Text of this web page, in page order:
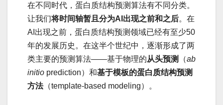
在不同时代，蛋白质结构预测算法有不同分类。
让我们将时间轴暂且分为AI出现之前和之后。在
AI出现之前，蛋白质结构预测领域已经有至少50
年的发展历史。在这半个世纪中，逐渐形成了两
类主要的预测算法——基于物理的从头预测 （ab
initio prediction）和基于模板的蛋白质结构预测
方法（template-based modeling）。